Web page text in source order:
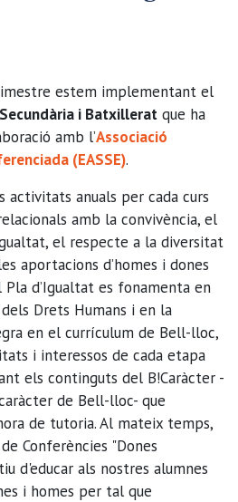
estem implementant el
i Batxillerat que ha
amb l’Associació
(EASSE).
activitats anuals per cada curs
amb la convivència, el
el respecte a la diversitat
aportacions d’homes i dones
d’Igualtat es fonamenta en
Drets Humans i en la
en el currículum de Bell-lloc,
i interessos de cada etapa
els continguts del B!Caràcter -
de Bell-lloc- que
de tutoria. Al mateix temps,
Conferències "Dones
d'educar als nostres alumnes
i homes per tal que